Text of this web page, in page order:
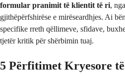
formular pranimit të klientit të ri,
gjithëpërfshirëse e mirëseardhjes. Ai
specifike rreth qëllimeve, sfidave,
tjetër kritik për shërbimin tuaj.
5 Përfitimet Kryesore